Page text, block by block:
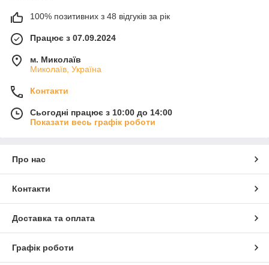
100% позитивних з 48 відгуків за рік
Працює з 07.09.2024
м. Миколаїв
Миколаїв, Україна
Контакти
Сьогодні працює з 10:00 до 14:00
Показати весь графік роботи
Про нас
Контакти
Доставка та оплата
Графік роботи